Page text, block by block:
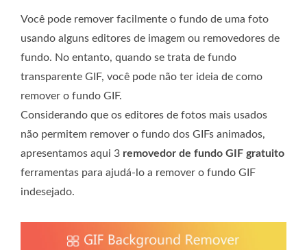
Você pode remover facilmente o fundo de uma foto
usando alguns editores de imagem ou removedores de
fundo. No entanto, quando se trata de fundo
transparente GIF, você pode não ter ideia de como
remover o fundo GIF.
Considerando que os editores de fotos mais usados ​​
não permitem remover o fundo dos GIFs animados,
apresentamos aqui 3 removedor de fundo GIF gratuito
ferramentas para ajudá-lo a remover o fundo GIF
indesejado.